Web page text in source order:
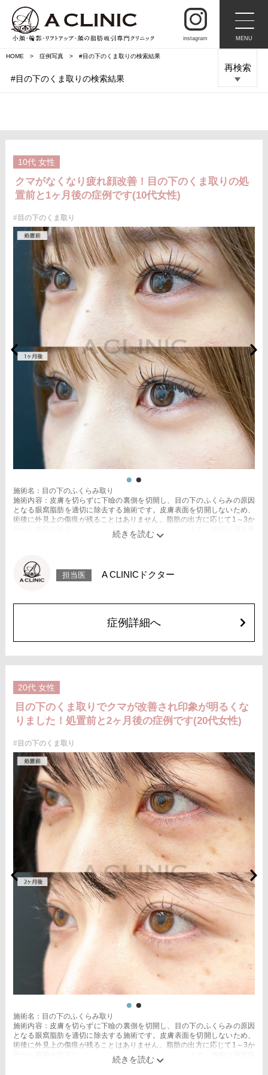
instagram MENU
HOME 症例写真 #目の下のくま取りの検索結果
#目の下のくま取りの検索結果
再検索
10代 女性
クマがなくなり疲れ顔改善！目の下のくま取りの処
置前と1ヶ月後の症例です(10代女性)
#目の下のくま取り
施術名：目の下のふくらみ取り
施術内容：皮膚を切らずに下瞼の裏側を切開し、目の下のふくらみの原因
となる眼窩脂肪を適切に除去する施術です。皮膚表面を切開しないため、
術後に外見上の傷痕が残ることはありません。脂肪の出方に応じて1～3か
所から脂肪を除去し、目の下の凹凸をなめらかに整えます。施術は局所麻
後一時的に生じることがございますが、通常は数日〜1週間程度で自然に軽
快します。また、稀に細菌感染症、ふくらみの残り・凹み、しわ・たるみ
オプション：笑気麻酔 3,300円(税込)
眼窩脂肪のふくらみを、下まぶたの内側からアプローチして取り除く施術
です。皮膚の表面は切開せずに脂肪のみを除去するため、傷跡が残る心配
はありません。膨らみの程度や位置に応じて、1〜3か所の脂肪を的確に取
施術は局所麻酔下で行います。
施術時間：約20分程
リスク、副作用：腫れ、内出血、疼痛、目がごろごろする違和感などが術
後一時的に生じることがございます。また、稀に細菌感染症、脂肪の除去
不足によるふくらみの残り・除去しすぎによる凹み、しわ・たるみが目立
費用：217,800円〜547,800円(税込)
担当医 A CLINICドクター
症例詳細へ
20代 女性
目の下のくま取りでクマが改善され印象が明るくな
りました！処置前と2ヶ月後の症例です(20代女性)
#目の下のくま取り
施術名：目の下のふくらみ取り
施術内容：皮膚を切らずに下瞼の裏側を切開し、目の下のふくらみの原因
となる眼窩脂肪を適切に除去する施術です。皮膚表面を切開しないため、
術後に外見上の傷痕が残ることはありません。脂肪の出方に応じて1～3か
所から脂肪を除去し、目の下の凹凸をなめらかに整えます。施術は局所麻